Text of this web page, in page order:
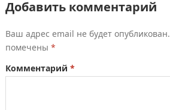
Добавить комментарий
Ваш адрес email не будет опубликован.
помечены *
Комментарий *